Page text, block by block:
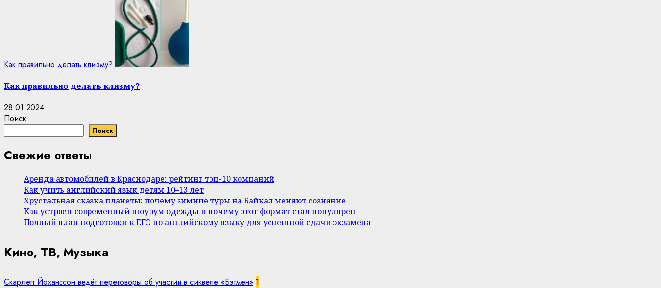
Как правильно делать клизму?
Как правильно делать клизму?
28.01.2024
Поиск
Поиск
Свежие ответы
Аренда автомобилей в Краснодаре: рейтинг топ-10 компаний
Как учить английский язык детям 10–13 лет
Хрустальная сказка планеты: почему зимние туры на Байкал меняют сознание
Как устроен современный шоурум одежды и почему этот формат стал популярен
Полный план подготовки к ЕГЭ по английскому языку для успешной сдачи экзамена
Кино, ТВ, Музыка
Скарлетт Йоханссон ведёт переговоры об участии в сиквеле «Бэтмен» 1